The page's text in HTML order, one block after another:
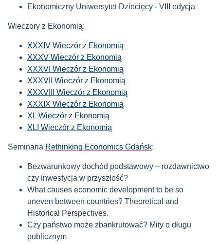
Ekonomiczny Uniwersytet Dziecięcy - VIII edycja
Wieczory z Ekonomią:
XXXIV Wieczór z Ekonomią
XXXV Wieczór z Ekonomią
XXXVI Wieczór z Ekonomią
XXXVII Wieczór z Ekonomią
XXXVIII Wieczór z Ekonomią
XXXIX Wieczór z Ekonomią
XL Wieczór z Ekonomią
XLI Wieczór z Ekonomią
Seminaria Rethinking Economics Gdańsk:
Bezwarunkowy dochód podstawowy – rozdawnictwo
czy inwestycja w przyszłość?
What causes economic development to be so
uneven between countries? Theoretical and
Historical Perspectives.
Czy państwo może zbankrutować? Mity o długu
publicznym